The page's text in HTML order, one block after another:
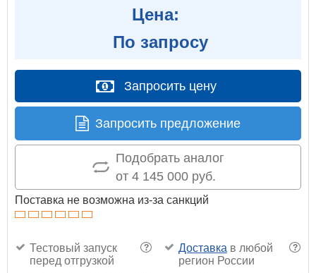
Цена:
По запросу
Запросить цену
Запросить предложение
Подобрать аналог
от 4 145 000 руб.
Поставка не возможна из-за санкций
?
Тестовый запуск
перед отгрузкой
?
Доставка в любой
регион России